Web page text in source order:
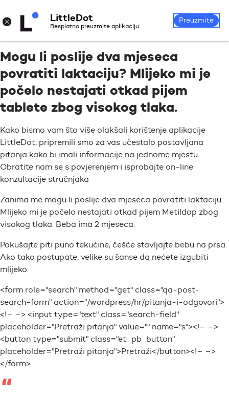
Prijava
Mogu li poslije dva mjeseca
povratiti laktaciju? Mlijeko mi je
počelo nestajati otkad pijem
tablete zbog visokog tlaka.
Kako bismo vam što više olakšali korištenje aplikacije
LittleDot, pripremili smo za vas učestalo postavljana
pitanja kako bi imali informacije na jednome mjestu.
Obratite nam se s povjerenjem i isprobajte on-line
konzultacije stručnjaka
Zanima me mogu li poslije dva mjeseca povratiti laktaciju.
Mlijeko mi je počelo nestajati otkad pijem Metildop zbog
visokog tlaka. Beba ima 2 mjeseca.
Pokušajte piti puno tekućine, češće stavljajte bebu na prsa.
Ako tako postupate, velike su šanse da nećete izgubiti
mlijeko.
<form role="search" method="get" class="qa-post-
search-form" action="/wordpress/hr/pitanja-i-odgovori">
<!– –> <input type="text" class="search-field"
placeholder="Pretraži pitanja" value="" name="s"><!– –>
<button type="submit" class="et_pb_button"
placeholder="Pretraži pitanja">Pretraži</button><!– –>
</form>
× LittleDot
Besplatno preuzmite aplikaciju
Preuzmite